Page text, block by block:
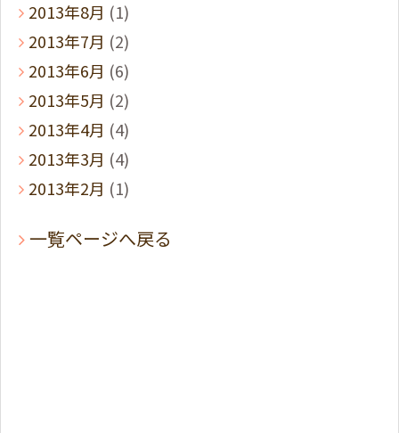
2013年8月 (1)
2013年7月 (2)
2013年6月 (6)
2013年5月 (2)
2013年4月 (4)
2013年3月 (4)
2013年2月 (1)
一覧ページへ戻る